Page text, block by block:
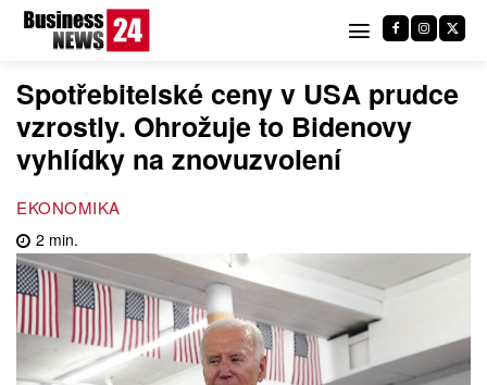
Spotřebitelské ceny v USA prudce
vzrostly. Ohrožuje to Bidenovy
vyhlídky na znovuzvolení
EKONOMIKA
2 min.